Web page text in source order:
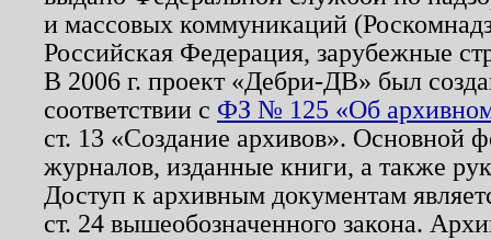
и массовых коммуникаций
Российская Федерация, зарубежные
В 2006 г. проект «Дебри-ДВ» был
соответствии с ФЗ № 125 «Об
ст. 13 «Создание архивов». Основной
журналов, изданные книги, а также
Доступ к архивным документам
ст. 24 вышеобозначенного закона.